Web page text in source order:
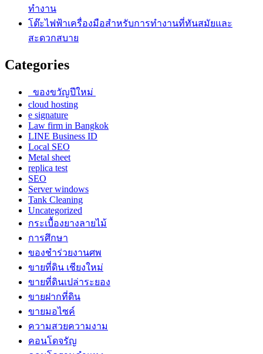
ทำงาน
โต๊ะไฟฟ้าเครื่องมือสำหรับการทำงานที่ทันสมัยและ
สะดวกสบาย
Categories
ของขวัญปีใหม่
cloud hosting
e signature
Law firm in Bangkok
LINE Business ID
Local SEO
Metal sheet
replica test
SEO
Server windows
Tank Cleaning
Uncategorized
กระเบื้องยางลายไม้
การศึกษา
ของชำร่วยงานศพ
ขายที่ดิน เชียงใหม่
ขายที่ดินเปล่าระยอง
ขายฝากที่ดิน
ขายมอไซค์
ความสวยความงาม
คอนโดจรัญ